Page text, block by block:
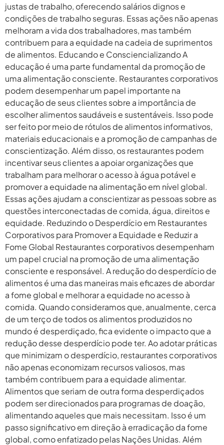
justas de trabalho, oferecendo salários dignos e
condições de trabalho seguras. Essas ações não apenas
melhoram a vida dos trabalhadores, mas também
contribuem para a equidade na cadeia de suprimentos
de alimentos. Educando e Consciencializando A
educação é uma parte fundamental da promoção de
uma alimentação consciente. Restaurantes corporativos
podem desempenhar um papel importante na
educação de seus clientes sobre a importância de
escolher alimentos saudáveis e sustentáveis. Isso pode
ser feito por meio de rótulos de alimentos informativos,
materiais educacionais e a promoção de campanhas de
conscientização. Além disso, os restaurantes podem
incentivar seus clientes a apoiar organizações que
trabalham para melhorar o acesso à água potável e
promover a equidade na alimentação em nível global.
Essas ações ajudam a conscientizar as pessoas sobre as
questões interconectadas de comida, água, direitos e
equidade. Reduzindo o Desperdício em Restaurantes
Corporativos para Promover a Equidade e Reduzir a
Fome Global Restaurantes corporativos desempenham
um papel crucial na promoção de uma alimentação
consciente e responsável. A redução do desperdício de
alimentos é uma das maneiras mais eficazes de abordar
a fome global e melhorar a equidade no acesso à
comida. Quando consideramos que, anualmente, cerca
de um terço de todos os alimentos produzidos no
mundo é desperdiçado, fica evidente o impacto que a
redução desse desperdício pode ter. Ao adotar práticas
que minimizam o desperdício, restaurantes corporativos
não apenas economizam recursos valiosos, mas
também contribuem para a equidade alimentar.
Alimentos que seriam de outra forma desperdiçados
podem ser direcionados para programas de doação,
alimentando aqueles que mais necessitam. Isso é um
passo significativo em direção à erradicação da fome
global, como enfatizado pelas Nações Unidas. Além